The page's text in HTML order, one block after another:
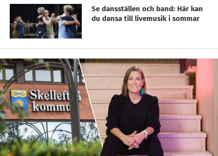
Se dansställen och band: Här kan
du dansa till livemusik i sommar